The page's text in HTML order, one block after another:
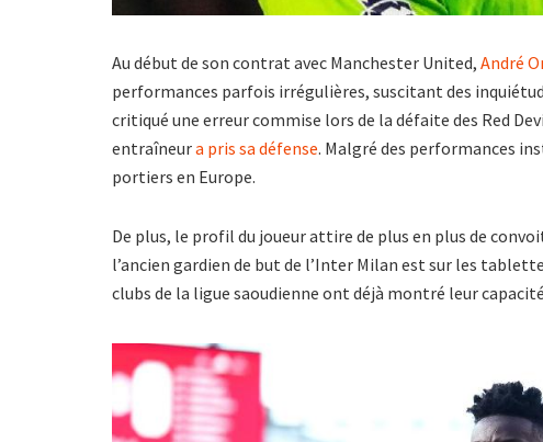
Au début de son contrat avec Manchester United, André
performances parfois irrégulières, suscitant des
critiqué une erreur commise lors de la défaite des Red
entraîneura pris sa défense. Malgré des performances
portiers en Europe.
De plus, le profil du joueur attire de plus en plus de
l’ancien gardien de but de l’Inter Milan est sur les
clubs de la ligue saoudienne ont déjà montré leur